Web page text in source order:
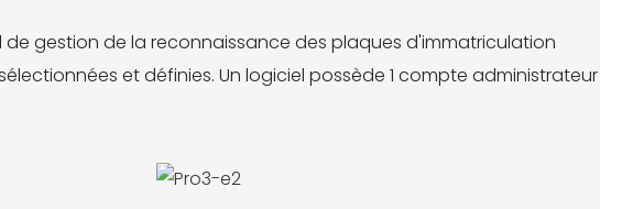
de gestion de la reconnaissance des plaques d'immatriculation
et définies. Un logiciel possède 1 compte administrateur